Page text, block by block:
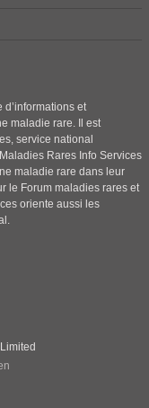
et
maladie rare. Il est
service national
Rares Info Services
maladie rare dans leur
le Forum maladies rares et
oriente aussi les